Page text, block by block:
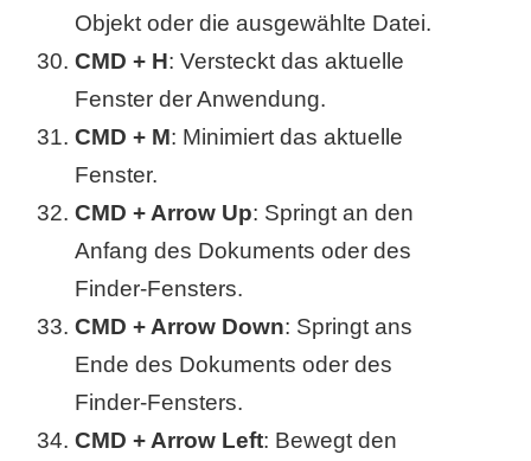
Objekt oder die ausgewählte Datei.
CMD + H: Versteckt das aktuelle
Fenster der Anwendung.
CMD + M: Minimiert das aktuelle
Fenster.
CMD + Arrow Up: Springt an den
Anfang des Dokuments oder des
Finder-Fensters.
CMD + Arrow Down: Springt ans
Ende des Dokuments oder des
Finder-Fensters.
CMD + Arrow Left: Bewegt den